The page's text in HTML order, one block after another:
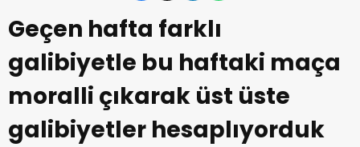
Geçen hafta farklı
galibiyetle bu haftaki maça
moralli çıkarak üst üste
galibiyetler hesaplıyorduk